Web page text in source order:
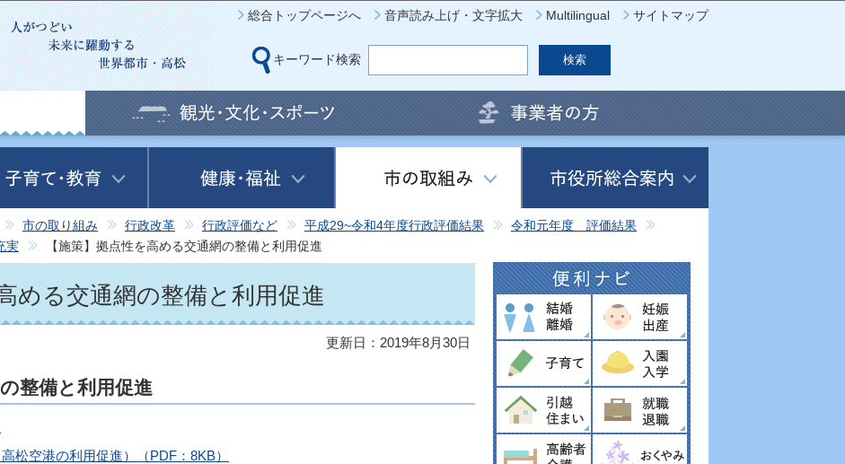
このページの本文へ移動
総合トップページへ 音声読み上げ・文字拡大 Multilingual サイトマップ
キーワード検索
市の取り組み 行政改革 行政評価など 平成29~令和4年度行政評価結果
令和元年度 評価結果
実
【施策】拠点性を高める交通網の整備と利用促進
める交通網の整備と利用促進
更新日：2019年8月30日
整備と利用促進
松空港の利用促進）（PDF：8KB）